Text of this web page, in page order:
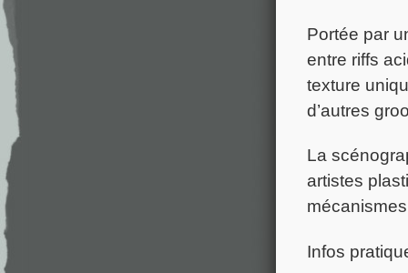
Portée par
entre riffs
texture
d’autres
La
artistes
Infos